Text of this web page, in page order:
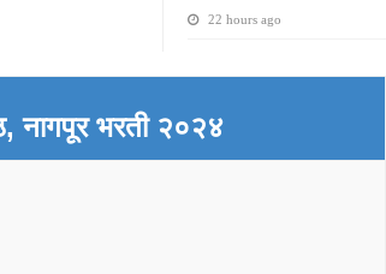
22 hours ago
नागपूरभरती २०२४